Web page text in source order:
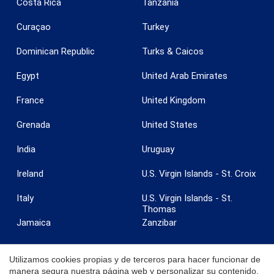
Costa Rica
Curaçao
Dominican Republic
Egypt
France
Grenada
India
Ireland
Italy
Jamaica
Tanzania
Turkey
Turks & Caicos
United Arab Emirates
United Kingdom
United States
Uruguay
U.S. Virgin Islands - St. Croix
U.S. Virgin Islands - St.
Thomas
Zanzibar
Utilizamos cookies propias y de terceros para hacer funcionar de
manera segura nuestra página web y personalizar su contenido.